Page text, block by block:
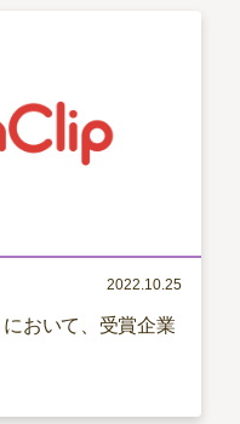
2022.10.25
において、受賞企業